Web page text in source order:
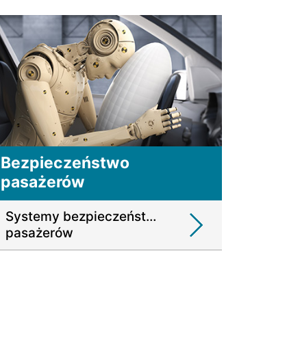
Bezpieczeństwo
pasażerów
Systemy bezpieczeństwa
pasażerów